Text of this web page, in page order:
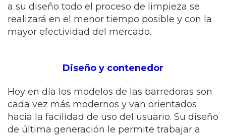
a su diseño todo el proceso de limpieza se
realizará en el menor tiempo posible y con la
mayor efectividad del mercado.
Diseño y contenedor
Hoy en día los modelos de las barredoras son
cada vez más modernos y van orientados
hacia la facilidad de uso del usuario. Su diseño
de última generación le permite trabajar a